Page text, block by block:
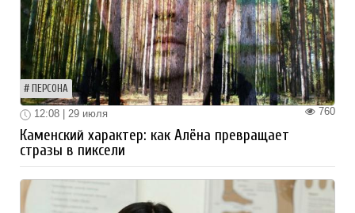
ПЕРСОНА
760
12:08 | 29 июля
Каменский характер: как Алёна превращает
стразы в пиксели